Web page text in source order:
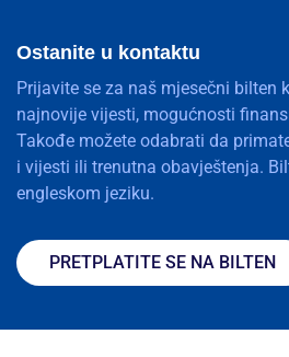
Ostanite u kontaktu
Prijavite se za naš mjesečni bilten
najnovije vijesti, mogućnosti
Takođe možete odabrati da
i vijesti ili trenutna obavještenja.
engleskom jeziku.
PRETPLATITE SE NA BILTEN